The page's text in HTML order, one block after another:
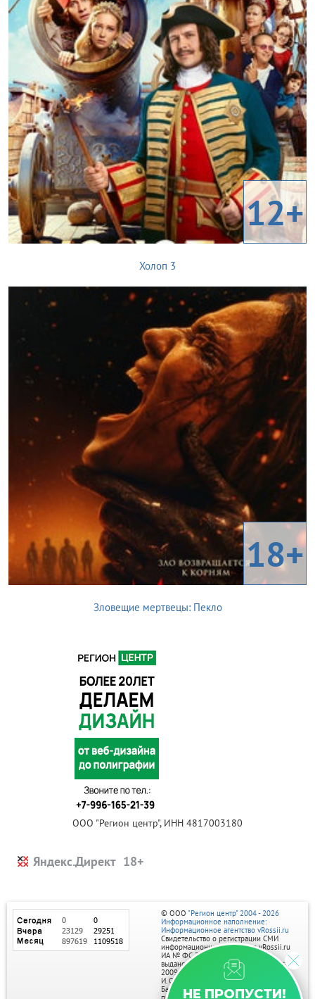
12+
Холоп 3
18+
Зловещие мертвецы: Пекло
ООО "Регион центр", ИНН 4817003180
Яндекс.Директ
НЕ ПРОПУСТИ!
© ООО "Регион центр" 2004 - 2026
Информационное наполнение:
Информационное агентство vRossii.ru
Свидетельство о регистрации СМИ
информационного агентства vRossii.ru
ИА № ФС 77‑35502
выдано РОСКОМНАДЗОРом 04 марта
2009г.
И. О. Главного редактора Нарыков А. Н.
Баннеры на портале размещаются на